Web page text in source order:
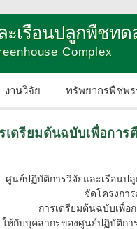
เรือนปลูกพืชทด
Complex
งานวิจัย ทรัพยากรพืชพ
เตรียมต้นฉบับเพื่อการ
ศูนย์ปฏิบัติการวิจัยและเรือนป
จัดโครงกา
การเตรียมต้นฉบับเพื่อ
ให้กับบุคลากรของศูนย์ปฏิบัติกา